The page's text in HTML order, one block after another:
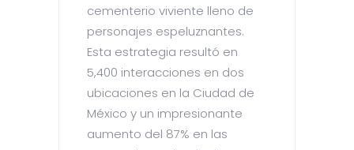
cementerio viviente lleno de
personajes espeluznantes.
Esta estrategia resultó en
5,400 interacciones en dos
ubicaciones en la Ciudad de
México y un impresionante
aumento del 87% en las